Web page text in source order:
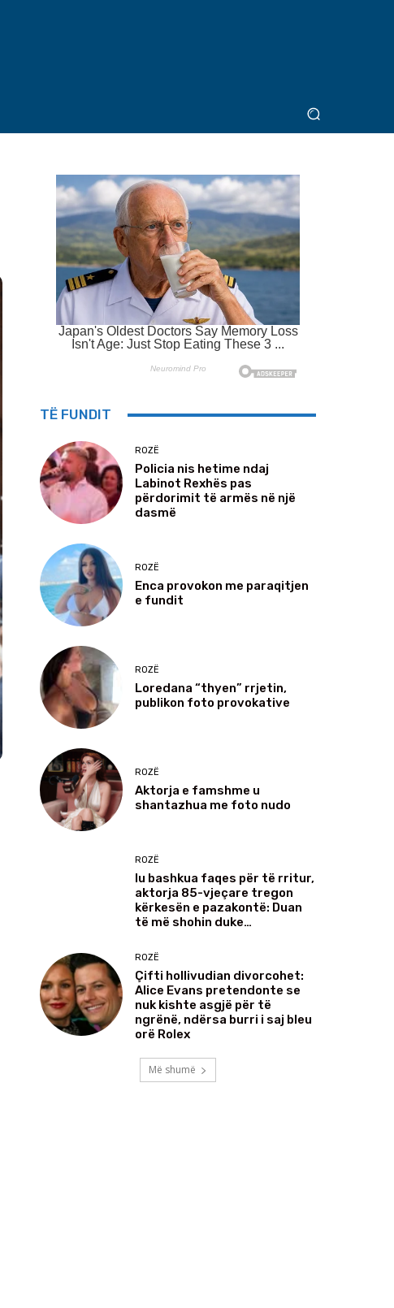
TË FUNDIT
ROZË
Policia nis hetime ndaj
Labinot Rexhës pas
përdorimit të armës në një
dasmë
ROZË
Enca provokon me paraqitjen
e fundit
ROZË
Loredana “thyen” rrjetin,
publikon foto provokative
ROZË
Aktorja e famshme u
shantazhua me foto nudo
ROZË
Iu bashkua faqes për të rritur,
aktorja 85-vjeçare tregon
kërkesën e pazakontë: Duan
të më shohin duke…
ROZË
Çifti hollivudian divorcohet:
Alice Evans pretendonte se
nuk kishte asgjë për të
ngrënë, ndërsa burri i saj bleu
orë Rolex
Më shumë